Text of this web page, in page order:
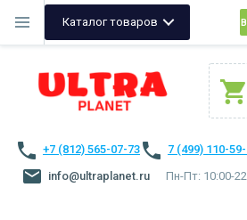
Каталог товаров
+7 (812) 565-07-73
7 (499) 110-
info@ultraplanet.ru
Пн-Пт: 10:00-